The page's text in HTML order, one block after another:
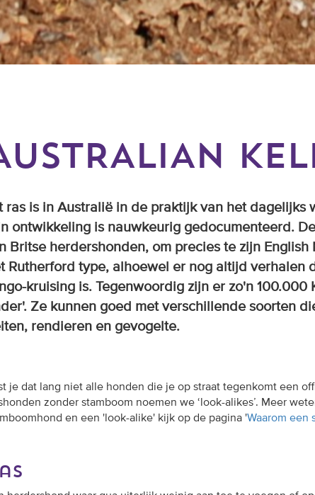
ras is in Australië in de praktijk van het dagelijks
ontwikkeling is nauwkeurig gedocumenteerd.
Britse herdershonden, om precies te zijn
Rutherford type, alhoewel er nog altijd verhalen
kruising is. Tegenwoordig zijn er zo'n 100.000
Ze kunnen goed met verschillende soorten
rendieren en gevogelte.
je dat lang niet alle honden die je op straat tegenkomt een
zonder stamboom noemen we ‘look-alikes’. Meer
en een 'look-alike' kijk op de pagina 'Waarom een